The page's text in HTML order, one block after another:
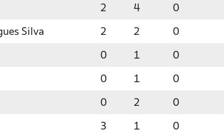
2 4 0
Silva 2 2 0
0 1 0
0 1 0
0 2 0
3 1 0